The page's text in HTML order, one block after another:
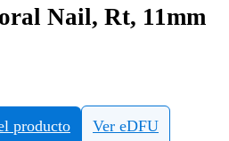
Nail, Rt, 11mm
producto Ver eDFU